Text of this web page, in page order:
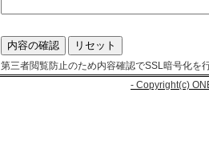
第三者閲覧防止のため内容確認でSSL暗号化を
- Copyright(c)